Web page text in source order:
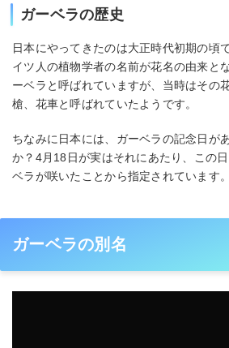
ガーベラの歴史
日本にやってきたのは大正時代初期の頃
イツ人の植物学者の名前が花名の由来と
ーベラと呼ばれていますが、当時はその
槍、花車と呼ばれていたようです。
ちなみに日本には、ガーベラの記念日が
か？4月18日が実はそれにあたり、この
ベラが咲いたことから指定されています。
ガーベラの別名